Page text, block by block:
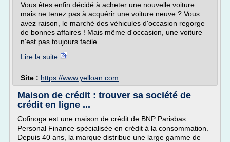
Vous êtes enfin décidé à acheter une nouvelle voiture
mais ne tenez pas à acquérir une voiture neuve ? Vous
avez raison, le marché des véhicules d'occasion regorge
de bonnes affaires ! Mais même d'occasion, une voiture
n'est pas toujours facile...
Lire la suite
Site : https://www.yelloan.com
Maison de crédit : trouver sa société de
crédit en ligne ...
Cofinoga est une maison de crédit de BNP Parisbas
Personal Finance spécialisée en crédit à la consommation.
Depuis 40 ans, la marque distribue une large gamme de